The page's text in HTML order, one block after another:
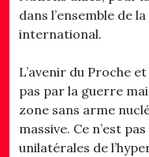
dans l’ensemble de
international.
L’avenir du Proche
pas par la guerre
zone sans arme
massive. Ce n’est
unilatérales de